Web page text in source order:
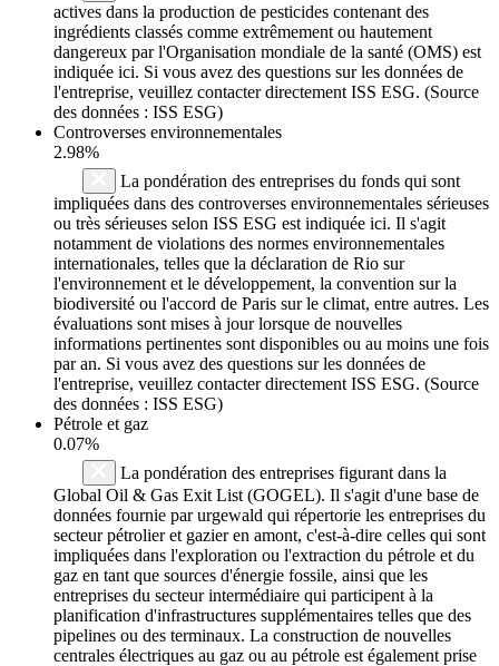
actives dans la production de pesticides contenant des
ingrédients classés comme extrêmement ou hautement
dangereux par l'Organisation mondiale de la santé (OMS) est
indiquée ici. Si vous avez des questions sur les données de
l'entreprise, veuillez contacter directement ISS ESG. (Source
des données : ISS ESG)
Controverses environnementales
2.98%
La pondération des entreprises du fonds qui sont
impliquées dans des controverses environnementales sérieuses
ou très sérieuses selon ISS ESG est indiquée ici. Il s'agit
notamment de violations des normes environnementales
internationales, telles que la déclaration de Rio sur
l'environnement et le développement, la convention sur la
biodiversité ou l'accord de Paris sur le climat, entre autres. Les
évaluations sont mises à jour lorsque de nouvelles
informations pertinentes sont disponibles ou au moins une fois
par an. Si vous avez des questions sur les données de
l'entreprise, veuillez contacter directement ISS ESG. (Source
des données : ISS ESG)
Pétrole et gaz
0.07%
La pondération des entreprises figurant dans la
Global Oil & Gas Exit List (GOGEL). Il s'agit d'une base de
données fournie par urgewald qui répertorie les entreprises du
secteur pétrolier et gazier en amont, c'est-à-dire celles qui sont
impliquées dans l'exploration ou l'extraction du pétrole et du
gaz en tant que sources d'énergie fossile, ainsi que les
entreprises du secteur intermédiaire qui participent à la
planification d'infrastructures supplémentaires telles que des
pipelines ou des terminaux. La construction de nouvelles
centrales électriques au gaz ou au pétrole est également prise